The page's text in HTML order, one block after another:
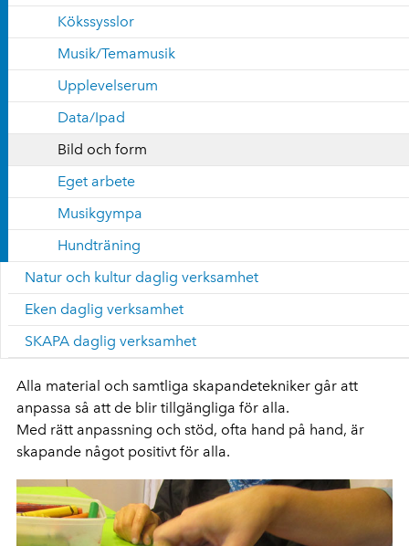
Kökssysslor
Musik/Temamusik
Upplevelserum
Data/Ipad
Bild och form
Eget arbete
Musikgympa
Hundträning
Natur och kultur daglig verksamhet
Eken daglig verksamhet
SKAPA daglig verksamhet
Alla material och samtliga skapandetekniker går att
anpassa så att de blir tillgängliga för alla.
Med rätt anpassning och stöd, ofta hand på hand, är
skapande något positivt för alla.